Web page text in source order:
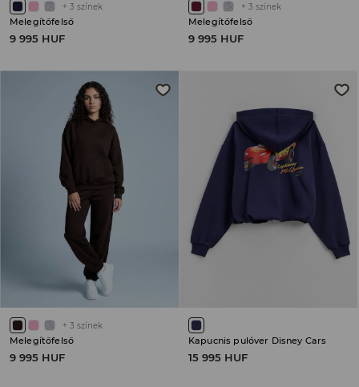
+ 3 színek
Melegítőfelső
9 995 HUF
+ 3 színek
Melegítőfelső
9 995 HUF
+ 3 színek
Melegítőfelső
9 995 HUF
Kapucnis pulóver Disney Cars
15 995 HUF